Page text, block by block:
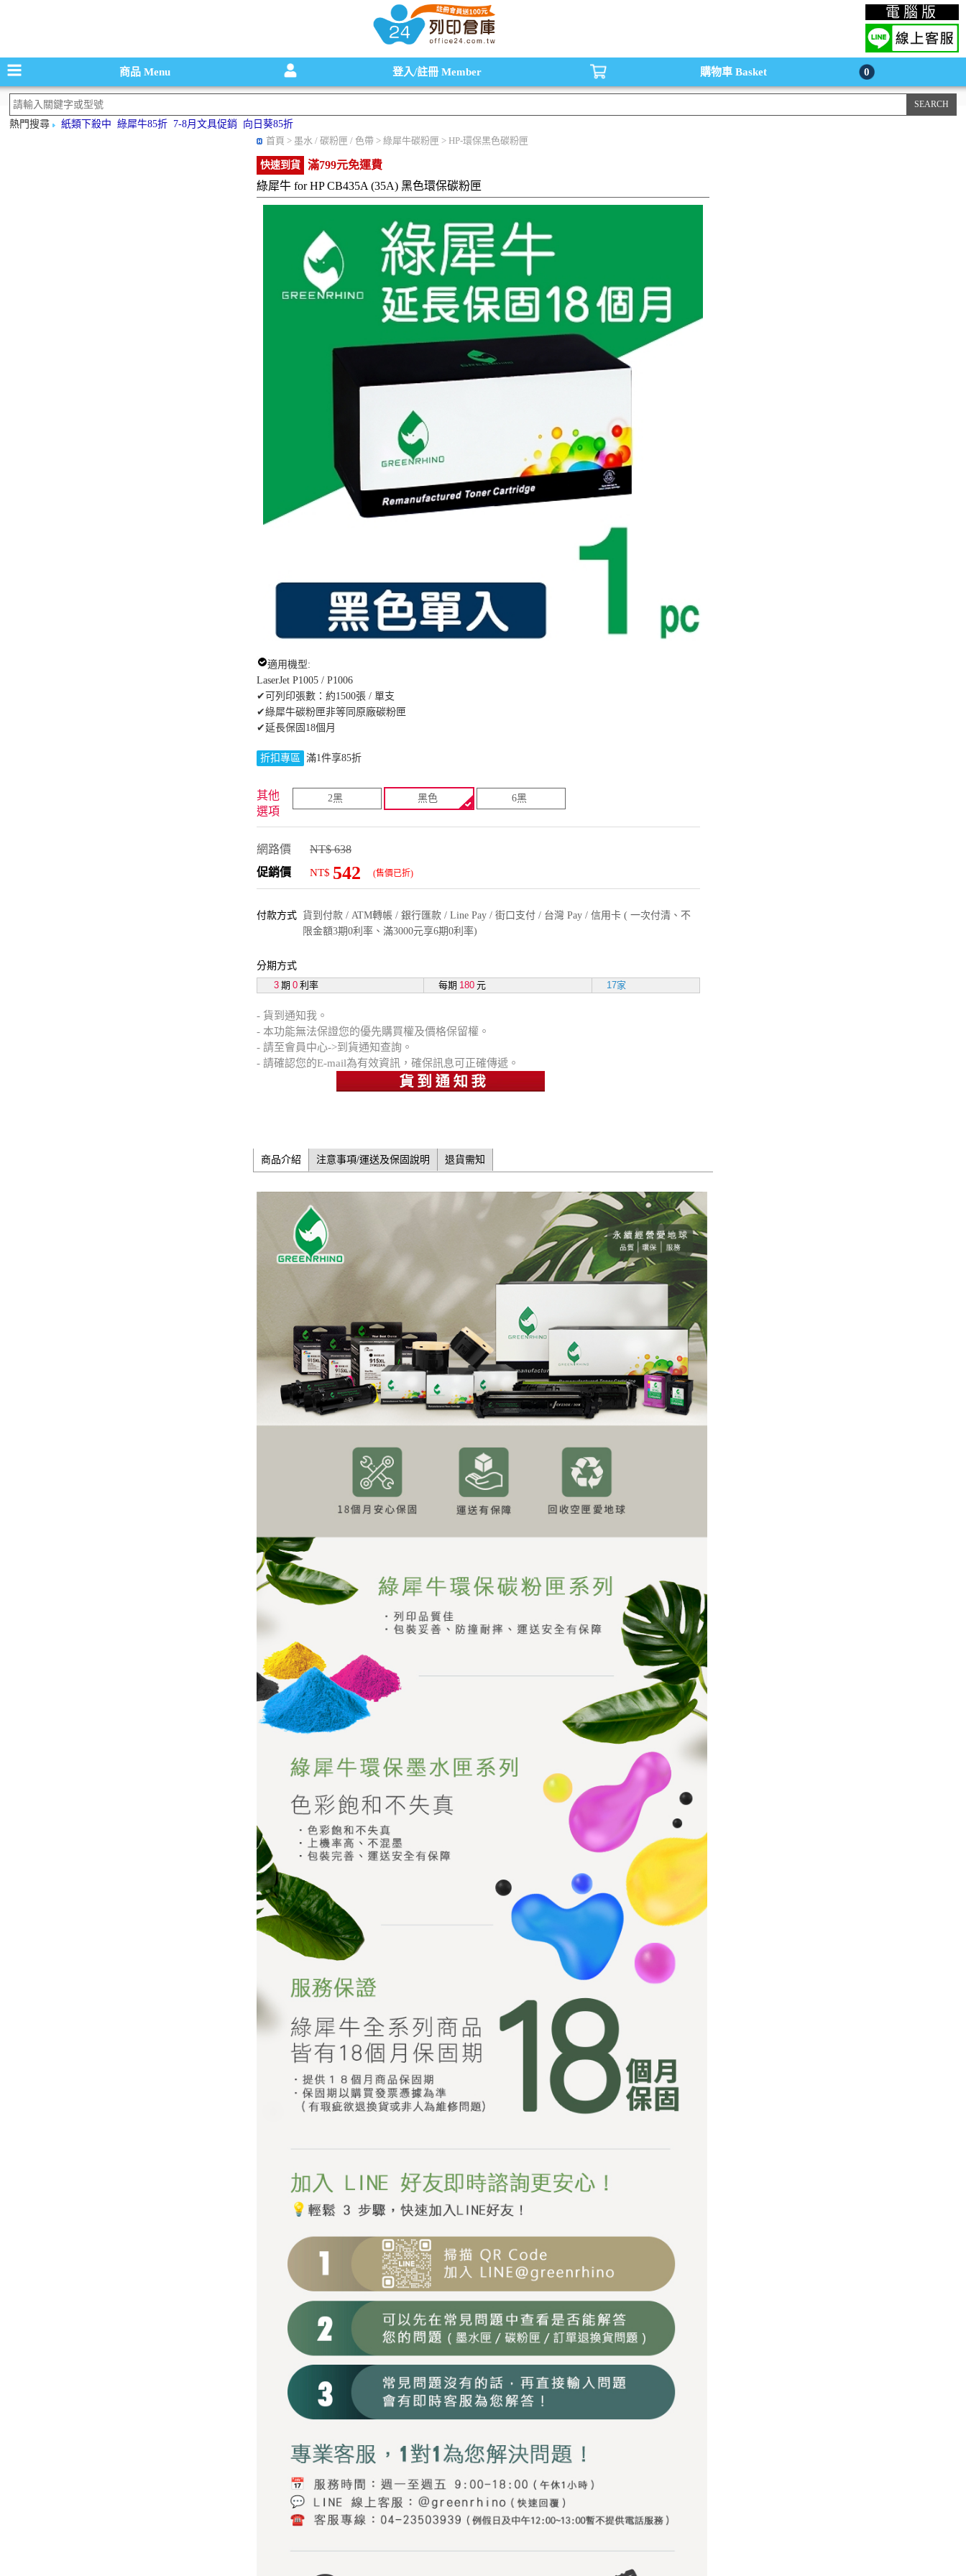
碳粉匣，墨水匣,原廠碳粉匣，副廠碳粉匣，環保碳粉匣,連續供墨印表機-office24列印倉庫線上購物手機版 電腦版
商品Menu 登入/註冊 Member 購物車 Basket 0
熱門搜尋 紙類下殺中 綠犀牛85折 7-8月文具促銷
向日葵85折
首頁 > 墨水 / 碳粉匣 / 色帶 > 綠犀牛碳粉匣 > HP-環保黑色碳粉匣
快速到貨
滿799元免運費
綠犀牛 for HP CB435A (35A) 黑色環保碳粉匣
適用機型:
LaserJet P1005 / P1006
✔可列印張數：約1500張 / 單支
✔綠犀牛碳粉匣非等同原廠碳粉匣
✔延長保固18個月
折扣專區 滿1件享85折
其他
選項
2黑 黑色 6黑
網路價
NT$ 638
促銷價
NT$ 542 (售價已折)
付款方式 貨到付款 / ATM轉帳 / 銀行匯款 / Line Pay / 街口支付 / 台灣 Pay / 信用卡 ( 一次付清、不
限金額3期0利率、滿3000元享6期0利率)
分期方式
3 期 0 利率 每期 180 元 17家
- 貨到通知我。
- 本功能無法保證您的優先購買權及價格保留權。
- 請至會員中心->到貨通知查詢。
- 請確認您的E-mail為有效資訊，確保訊息可正確傳遞。
商品介紹 注意事項/運送及保固說明 退貨需知